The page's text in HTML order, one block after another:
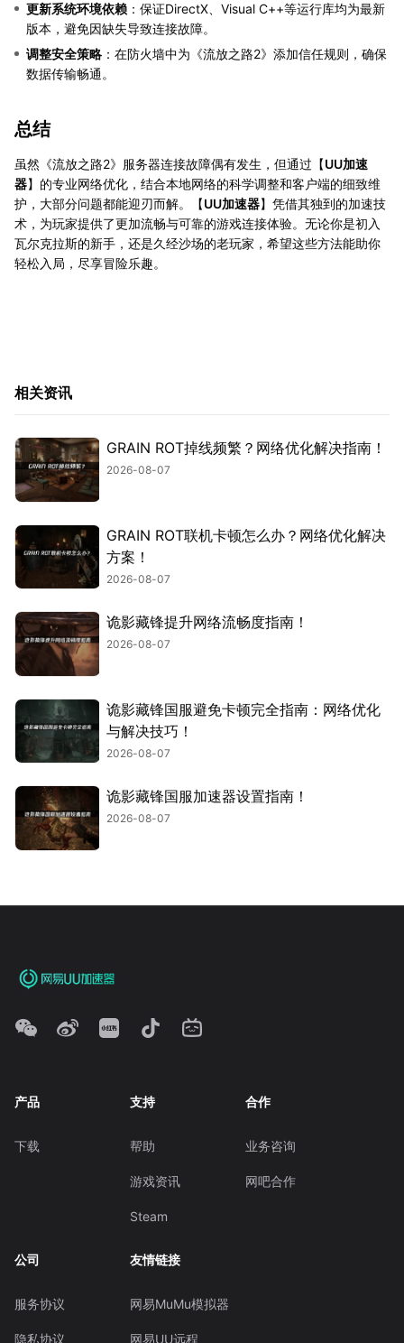
更新系统环境依赖 ：保证DirectX、Visual C++等运行库均为最新
版本，避免因缺失导致连接故障。
调整安全策略 ：在防火墙中为《流放之路2》添加信任规则，确保
数据传输畅通。
总结
虽然《流放之路2》服务器连接故障偶有发生，但通过【UU加速
器】的专业网络优化，结合本地网络的科学调整和客户端的细致维
护，大部分问题都能迎刃而解。【UU加速器】凭借其独到的加速技
术，为玩家提供了更加流畅与可靠的游戏连接体验。无论你是初入
瓦尔克拉斯的新手，还是久经沙场的老玩家，希望这些方法能助你
轻松入局，尽享冒险乐趣。
相关资讯
GRAIN ROT掉线频繁？网络优化解决指南！
2026-08-07
GRAIN ROT联机卡顿怎么办？网络优化解决
方案！
2026-08-07
诡影藏锋提升网络流畅度指南！
2026-08-07
诡影藏锋国服避免卡顿完全指南：网络优化
与解决技巧！
2026-08-07
诡影藏锋国服加速器设置指南！
2026-08-07
产品
下载
支持
帮助
游戏资讯
Steam
合作
业务咨询
网吧合作
公司
服务协议
隐私协议
友情链接
网易MuMu模拟器
网易UU远程